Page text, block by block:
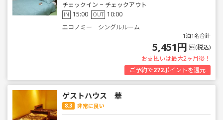
チェックイン ~ チェックアウト
IN 15:00 OUT 10:00
エコノミー シングルルーム
1泊1名合計
5,451円 (税込)
お支払いは最大2ヶ月後！
ご予約で272ポイントを還元
ゲストハウス 華
8.3 非常に良い